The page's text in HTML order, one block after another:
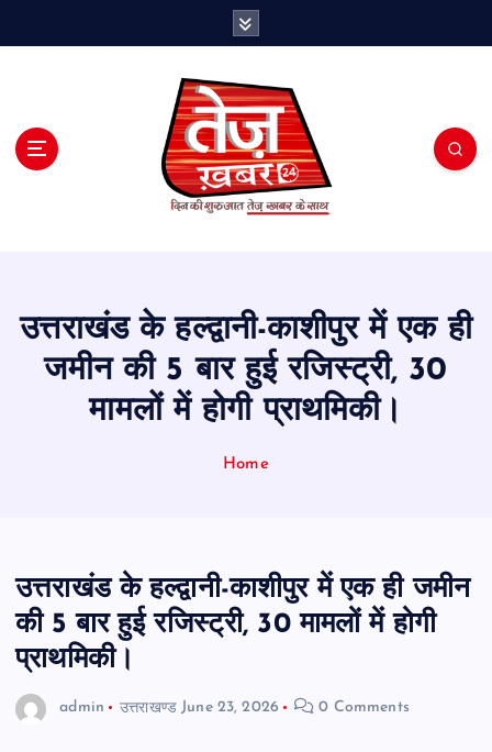
उत्तराखंड के हल्द्वानी-काशीपुर में एक ही
जमीन की 5 बार हुई रजिस्ट्री, 30
मामलों में होगी प्राथमिकी।
Home
उत्तराखंड के हल्द्वानी-काशीपुर में एक ही जमीन
की 5 बार हुई रजिस्ट्री, 30 मामलों में होगी
प्राथमिकी।
admin उत्तराखण्ड June 23, 2026 0 Comments